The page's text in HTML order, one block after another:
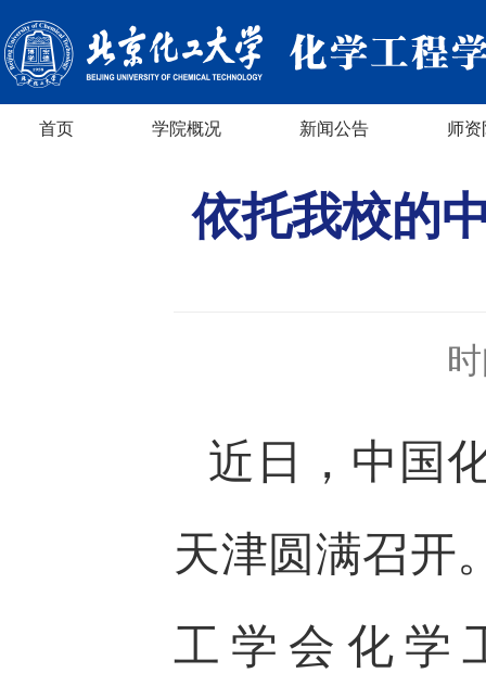
首页 学院概况 新闻公告 师资
依托我校的
近日，中国
天津圆满召开
工学会化学